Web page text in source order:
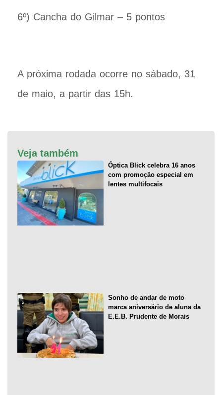
6º) Cancha do Gilmar – 5 pontos
A próxima rodada ocorre no sábado, 31
de maio, a partir das 15h.
Veja também
Óptica Blick celebra 16 anos
com promoção especial em
lentes multifocais
Sonho de andar de moto
marca aniversário de aluna da
E.E.B. Prudente de Morais